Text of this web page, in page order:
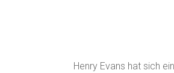
Henry Evans hat sich